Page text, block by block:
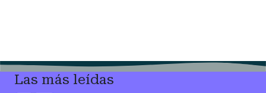
Las más leídas